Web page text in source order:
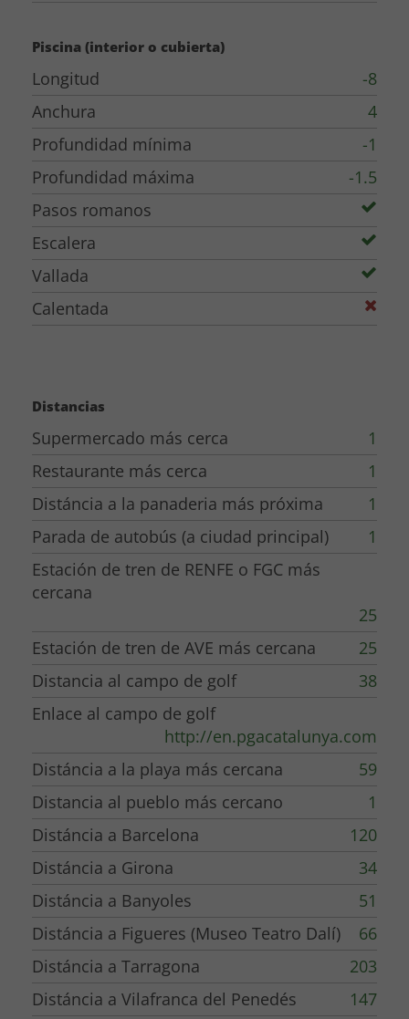
voleibol y baloncesto
Varias terrazas con sol y sombra
Restaurante, panadería y supermercado a poca
distancia a pie
Posibilidad de llegar en transporte público
en La Garrotxa
A unos 20 minutos de Olot y de la zona volcánica
A unos 35 minutos de las playas de la Costa Brava
Piscina (interior o cubierta)
Longitud
-8
Anchura
4
Profundidad mínima
-1
Profundidad máxima
-1.5
Pasos romanos
Escalera
Vallada
Calentada
Distancias
Supermercado más cerca
1
Restaurante más cerca
1
Distáncia a la panaderia más próxima
1
Parada de autobús (a ciudad principal)
1
Estación de tren de RENFE o FGC más
cercana
25
Estación de tren de AVE más cercana
25
Distancia al campo de golf
38
Enlace al campo de golf
http://en.pgacatalunya.com
Distáncia a la playa más cercana
59
Distancia al pueblo más cercano
1
Distáncia a Barcelona
120
Distáncia a Girona
34
Distáncia a Banyoles
51
Distáncia a Figueres (Museo Teatro Dalí)
66
Distáncia a Tarragona
203
Distáncia a Vilafranca del Penedés
147